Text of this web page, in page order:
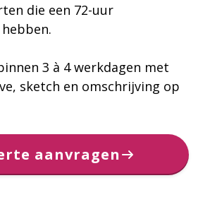
die een 72-uur
3 à 4 werkdagen met
sketch en omschrijving op
aanvragen